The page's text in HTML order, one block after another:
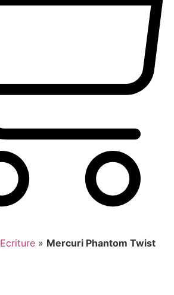
Ecriture » Mercuri Phantom Twist